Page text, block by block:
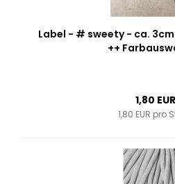
Label - # sweety - ca.
++
1,80 EUR
1,80 EUR pro